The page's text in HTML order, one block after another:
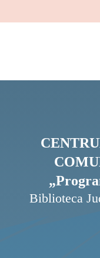
Biblioteca